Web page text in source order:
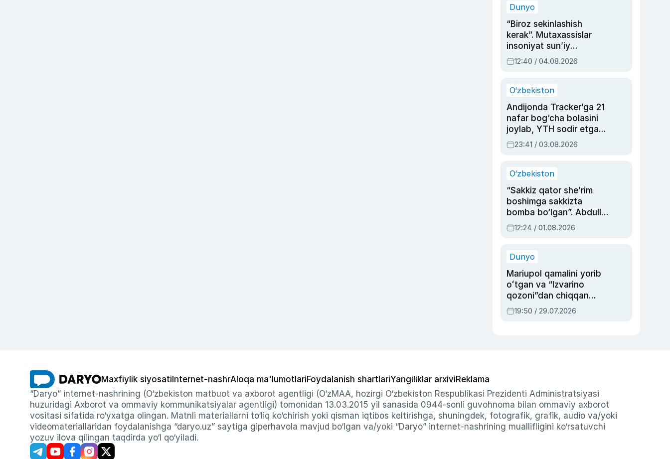
Dunyo
“Biroz sekinlashish
kerak”. Mutaxassislar
insoniyat sun’iy
intellektni boshqara
olmay qolishidan xavotir
12:40 / 04.08.2026
O‘zbekiston
Andijonda Tracker’ga 21
nafar bog‘cha bolasini
joylab, YTH sodir etgan
ayolga sud hukmi o‘qildi
23:41 / 03.08.2026
O‘zbekiston
“Sakkiz qator she’rim
boshimga sakkizta
bomba bo‘lgan”. Abdulla
Oripovni siyosiy
ayblovlardan asrab
12:24 / 01.08.2026
Dunyo
Mariupol qamalini yorib
oʻtgan va “Izvarino
qozoni”dan chiqqan
qahramon — Ukraina
armiyasi bosh
19:50 / 29.07.2026
Maxfiylik siyosati Internet-nashrAloqa ma'lumotlariFoydalanish shartlariYangiliklar arxiviReklama
“Daryo” internet-nashrining (O‘zbekiston matbuot va axborot agentligi (O‘zMAA, hozirgi O‘zbekiston Respublikasi Prezidenti Administratsiyasi
huzuridagi Axborot va ommaviy kommunikatsiyalar agentligi) tomonidan 13.03.2015 yil sanasida 0944-sonli guvohnoma bilan ommaviy axborot
vositasi sifatida ro‘yxatga olingan. Matnli materiallarni to‘liq ko‘chirish yoki qisman iqtibos keltirishga, shuningdek, fotografik, grafik, audio va/yoki
videomateriallaridan foydalanishga “daryo.uz” saytiga giperhavola mavjud bo‘lgan va/yoki “Daryo” internet-nashrining muallifligini ko‘rsatuvchi
yozuv ilova qilingan taqdirda yo‘l qo‘yiladi.